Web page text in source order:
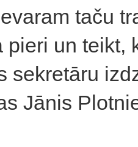
taču
pieri un teikt,
sekretāru
Jānis